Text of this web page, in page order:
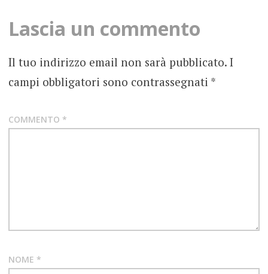
WELCOME
Lascia un commento
Il tuo indirizzo email non sarà pubblicato. I
campi obbligatori sono contrassegnati *
COMMENTO *
NOME *